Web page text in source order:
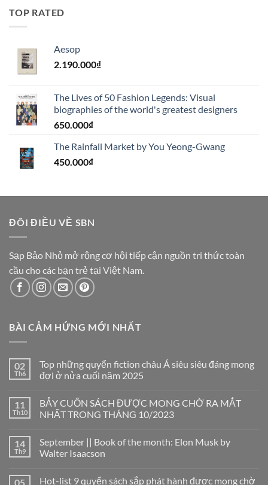
TOP RATED
Aesop
2.190.000₫
The Lives of 50 Fashion Legends: Visual
biographies of the world's greatest designers
650.000₫
The Rainfall Market by You Yeong-Gwang
450.000₫
ĐÔI ĐIỀU VỀ SBN
Sạp Bảo Nhỏ mở rộng cơ hội tiếp cận nguồn tri thức toàn
cầu cho các bạn trẻ tại Việt Nam.
BÀI CẢM HỨNG MỚI NHẤT
02
Th6
Top những quyển fiction châu Á siêu siêu đáng mong
đợi ở nửa cuối năm 2025
bình
luận
ở
quyển
fiction
châu
siêu
11
Th10
BẢY CUỐN SÁCH ĐƯỢC MONG CHỜ RA MẮT
NHẤT TRONG THÁNG 10/2023
bình
luận
ở
SÁCH
14
Th9
September || Book of the month: Elon Musk by
Walter Isaacson
bình
05 Hot-list 9 quyển sách sắp phát hành được mong chờ